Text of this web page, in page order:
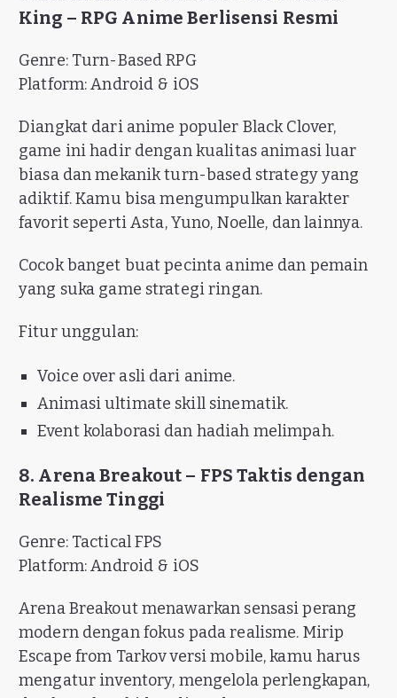
King – RPG Anime Berlisensi Resmi
Genre: Turn-Based RPG
Platform: Android & iOS
Diangkat dari anime populer Black Clover,
game ini hadir dengan kualitas animasi luar
biasa dan mekanik turn-based strategy yang
adiktif. Kamu bisa mengumpulkan karakter
favorit seperti Asta, Yuno, Noelle, dan lainnya.
Cocok banget buat pecinta anime dan pemain
yang suka game strategi ringan.
Fitur unggulan:
Voice over asli dari anime.
Animasi ultimate skill sinematik.
Event kolaborasi dan hadiah melimpah.
8. Arena Breakout – FPS Taktis dengan
Realisme Tinggi
Genre: Tactical FPS
Platform: Android & iOS
Arena Breakout menawarkan sensasi perang
modern dengan fokus pada realisme. Mirip
Escape from Tarkov versi mobile, kamu harus
mengatur inventory, mengelola perlengkapan,